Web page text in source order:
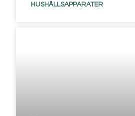
HUSHÅLLSAPPARATER